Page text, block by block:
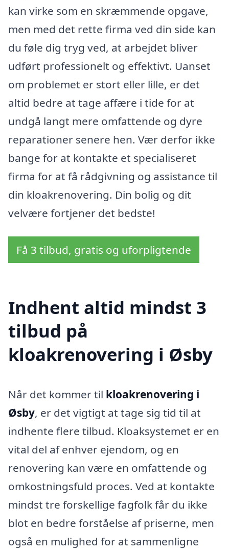
kan virke som en skræmmende opgave,
men med det rette firma ved din side kan
du føle dig tryg ved, at arbejdet bliver
udført professionelt og effektivt. Uanset
om problemet er stort eller lille, er det
altid bedre at tage affære i tide for at
undgå langt mere omfattende og dyre
reparationer senere hen. Vær derfor ikke
bange for at kontakte et specialiseret
firma for at få rådgivning og assistance til
din kloakrenovering. Din bolig og dit
velvære fortjener det bedste!
Få 3 tilbud, gratis og uforpligtende
Indhent altid mindst 3
tilbud på
kloakrenovering i Øsby
Når det kommer til kloakrenovering i
Øsby, er det vigtigt at tage sig tid til at
indhente flere tilbud. Kloaksystemet er en
vital del af enhver ejendom, og en
renovering kan være en omfattende og
omkostningsfuld proces. Ved at kontakte
mindst tre forskellige fagfolk får du ikke
blot en bedre forståelse af priserne, men
også en mulighed for at sammenligne